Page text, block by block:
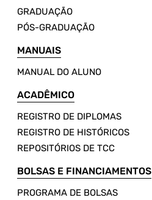
GRADUAÇÃO
PÓS-GRADUAÇÃO
MANUAIS
MANUAL DO ALUNO
ACADÊMICO
REGISTRO DE DIPLOMAS
REGISTRO DE HISTÓRICOS
REPOSITÓRIOS DE TCC
BOLSAS E FINANCIAMENTOS
PROGRAMA DE BOLSAS